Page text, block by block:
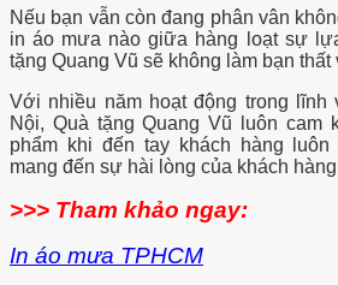
Nếu bạn vẫn còn đang phân vân
in áo mưa nào giữa hàng loạt sự
tặng Quang Vũ sẽ không làm bạn thất
Với nhiều năm hoạt động trong
Nội, Quà tặng Quang Vũ luôn cam
phẩm khi đến tay khách hàng
mang đến sự hài lòng của khách
>>> Tham khảo ngay:
In áo mưa TPHCM